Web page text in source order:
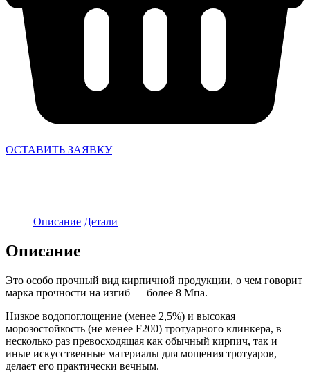
ОСТАВИТЬ ЗАЯВКУ
Описание Детали
Описание
Это особо прочный вид кирпичной продукции, о чем говорит
марка прочности на изгиб — более 8 Мпа.
Низкое водопоглощение (менее 2,5%) и высокая
морозостойкость (не менее F200) тротуарного клинкера, в
несколько раз превосходящая как обычный кирпич, так и
иные искусственные материалы для мощения тротуаров,
делает его практически вечным.